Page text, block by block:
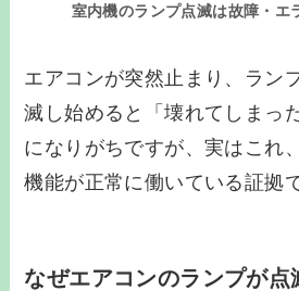
室内機のランプ点滅は故障・エ
エアコンが突然止まり、ラン
滅し始めると「壊れてしまっ
になりがちですが、実はこれ
機能が正常に働いている証拠
なぜエアコンのランプが点